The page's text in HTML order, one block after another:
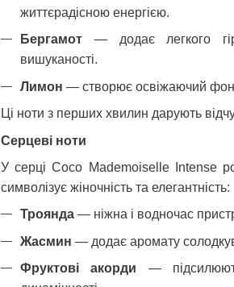
життєрадісною енергією.
Бергамот — додає легкого
вишуканості.
Лимон — створює освіжаючий
Ці ноти з перших хвилин дарують
Серцеві ноти
У серці Coco Mademoiselle Intense
символізує жіночність та елегантність:
Троянда — ніжна і водночас
Жасмин — додає аромату
Фруктові акорди —